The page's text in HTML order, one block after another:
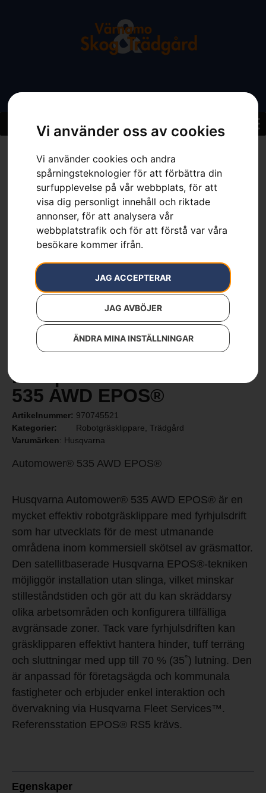
Vi använder oss av cookies
Vi använder cookies och andra
spårningsteknologier för att förbättra din
surfupplevelse på vår webbplats, för att
visa dig personligt innehåll och riktade
annonser, för att analysera vår
webbplatstrafik och för att förstå var våra
besökare kommer ifrån.
JAG ACCEPTERAR
JAG AVBÖJER
ÄNDRA MINA INSTÄLLNINGAR
Husqvarna Automower®
535 AWD EPOS®
Artikelnummer: 970745521
Kategorier:
Robotgräsklippare, Trädgård
Varumärken: Husqvarna
Automower® 535 AWD EPOS®
Husqvarna Automower® 535 AWD EPOS® är en
mycket effektiv robotgräsklippare med fyrhjulsdrift
som har utvecklats för de mest utmanande
områdena inom kommersiell skötsel av gräsmattor.
Den satellitbaserade Husqvarna EPOS®-tekniken
möjliggör installation utan slinga, vilket minskar
stilleståndstiden och gör att du kan skräddarsy
olika arbetsområden och konfigurera tillfälliga
avgränsade zoner. Tack vare fyrhjulsdriften kan
gräsklipparen effektivt hantera hinder, tuff terräng
och sluttningar med upp till 70 % (35˚) lutning. Den
är anpassad för företagsägda och kommunala
fastigheter och erbjuder enkel interaktion och
övervakning via Husqvarna Fleet Services™.
Referensstation EPOS® RS5 krävs.
Egenskaper